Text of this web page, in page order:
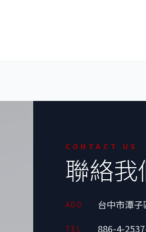
CONTACT US
聯絡我
ADD 台中市潭
TEL 886-4-